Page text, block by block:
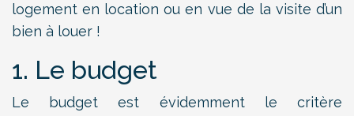
logement en location ou en vue de la visite d’un
bien à louer !
1. Le budget
Le budget est évidemment le critère